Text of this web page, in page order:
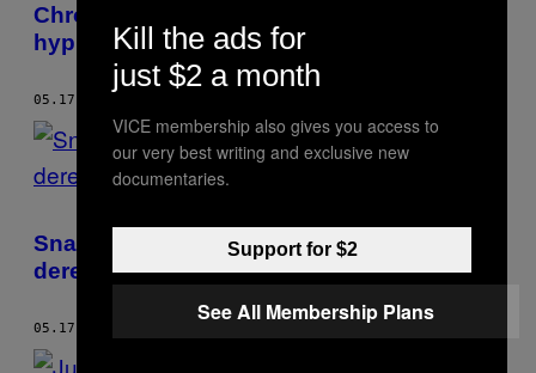
Chromatics er tilbage med det
hypnotiserende track “Black Walls”
05.17.18
Snail Mail er ved at indtage Europa, og
deres nye single viser hvorfor
05.17.18
Kill the ads for
just $2 a month
VICE membership also gives you access to
our very best writing and exclusive new
documentaries.
Support for $2
See All Membership Plans